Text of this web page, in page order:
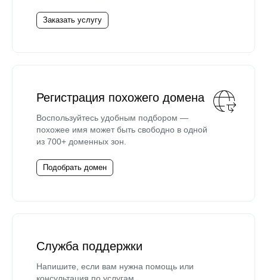
Заказать услугу
Регистрация похожего домена
Воспользуйтесь удобным подбором —
похожее имя может быть свободно в одной
из 700+ доменных зон.
Подобрать домен
Служба поддержки
Напишите, если вам нужна помощь или